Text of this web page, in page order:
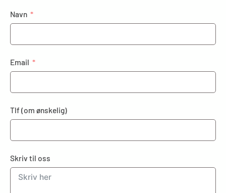
Navn
Email
Tlf (om ønskelig)
Skriv til oss